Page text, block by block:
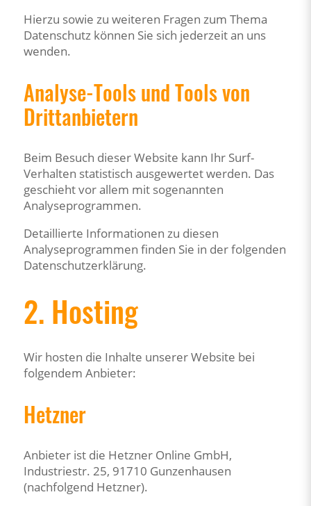
Hierzu sowie zu weiteren Fragen zum Thema
Datenschutz können Sie sich jederzeit an uns
wenden.
Analyse-Tools und Tools von
Dritt­anbietern
Beim Besuch dieser Website kann Ihr Surf-
Verhalten statistisch ausgewertet werden. Das
geschieht vor allem mit sogenannten
Analyseprogrammen.
Detaillierte Informationen zu diesen
Analyseprogrammen finden Sie in der folgenden
Datenschutzerklärung.
2. Hosting
Wir hosten die Inhalte unserer Website bei
folgendem Anbieter:
Hetzner
Anbieter ist die Hetzner Online GmbH,
Industriestr. 25, 91710 Gunzenhausen
(nachfolgend Hetzner).